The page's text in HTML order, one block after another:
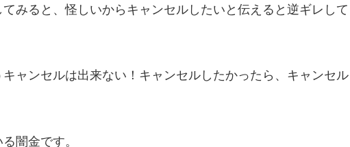
みると、怪しいからキャンセルしたいと伝えると逆ギレして
ャンセルは出来ない！キャンセルしたかったら、キャンセル
闇金です。